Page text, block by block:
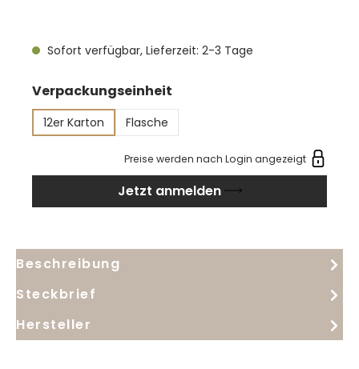
feinem Gleichgewicht zwischen Frucht und Struktur.
der malolaktischen Fermentation in emaillierten
Zementtanks. Anschließend reift der Wein sechs
Monate in der Flasche, um seine geschmeidige Fülle
zu entwickeln. Die kalkhaltig-lehmigen Böden und
die reichhaltige Sonne Sardiniens prägen seinen
ausgewogenen Charakter und verleihen ihm Länge
und Eleganz.
Sofort verfügbar, Lieferzeit: 2-3 Tage
Verpackungseinheit
12er Karton Flasche
Preise werden nach Login angezeigt
Jetzt anmelden
Beschreibung
Steckbrief
Hersteller